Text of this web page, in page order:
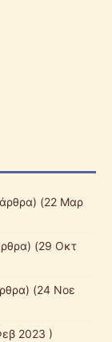
(22 Μαρ
(29 Οκτ
(24 Νοε
2023 )